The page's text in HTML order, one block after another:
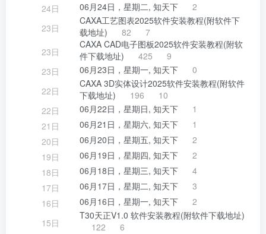
24日
06月24日，星期二, 知天下
2
23日
CAXA工艺图表2025软件安装教程(附软件下
载地址)
82
7
23日
CAXA CAD电子图板2025软件安装教程(附软
件下载地址)
425
9
23日
06月23日，星期一, 知天下
0
22日
CAXA 3D实体设计2025软件安装教程(附软件
下载地址)
196
10
22日
06月22日，星期日, 知天下
1
21日
06月21日，星期六, 知天下
1
20日
06月20日，星期五, 知天下
2
19日
06月19日，星期四, 知天下
2
18日
06月18日，星期三, 知天下
4
17日
06月17日，星期二, 知天下
3
16日
06月16日，星期一, 知天下
2
15日
T30天正V1.0 软件安装教程(附软件下载地址)
122
6